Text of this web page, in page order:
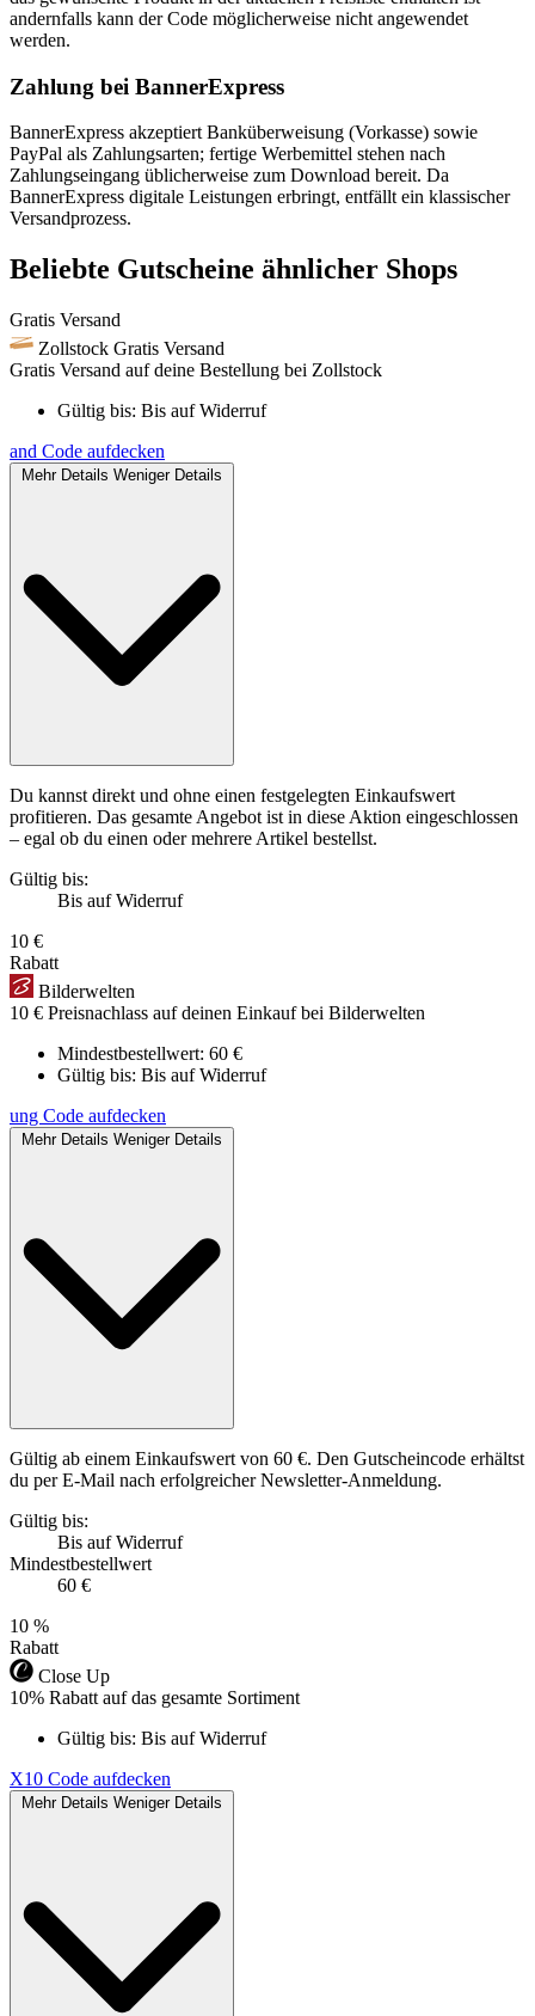
andernfalls kann der Code möglicherweise nicht angewendet
werden.
Zahlung bei BannerExpress
BannerExpress akzeptiert Banküberweisung (Vorkasse) sowie
PayPal als Zahlungsarten; fertige Werbemittel stehen nach
Zahlungseingang üblicherweise zum Download bereit. Da
BannerExpress digitale Leistungen erbringt, entfällt ein klassischer
Versandprozess.
Beliebte Gutscheine ähnlicher Shops
Gratis Versand
Zollstock Gratis Versand
Gratis Versand auf deine Bestellung bei Zollstock
Gültig bis: Bis auf Widerruf
and Code aufdecken
Mehr Details Weniger Details
Du kannst direkt und ohne einen festgelegten Einkaufswert
profitieren. Das gesamte Angebot ist in diese Aktion eingeschlossen
– egal ob du einen oder mehrere Artikel bestellst.
Gültig bis:
Bis auf Widerruf
10 €
Rabatt
Bilderwelten
10 € Preisnachlass auf deinen Einkauf bei Bilderwelten
Mindestbestellwert: 60 €
Gültig bis: Bis auf Widerruf
ung Code aufdecken
Mehr Details Weniger Details
Gültig ab einem Einkaufswert von 60 €. Den Gutscheincode erhältst
du per E-Mail nach erfolgreicher Newsletter-Anmeldung.
Gültig bis:
Bis auf Widerruf
Mindestbestellwert
60 €
10 %
Rabatt
Close Up
10% Rabatt auf das gesamte Sortiment
Gültig bis: Bis auf Widerruf
X10 Code aufdecken
Mehr Details Weniger Details